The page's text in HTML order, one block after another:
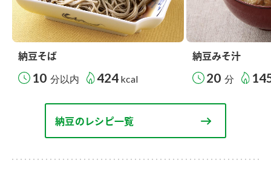
納豆そば
10 分以内 424 kcal
納豆みそ汁
20 分
納豆のレシピ一覧